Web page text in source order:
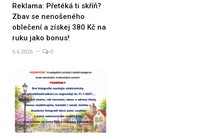
Reklama: Přetéká ti skříň?
Zbav se nenošeného
oblečení a získej 380 Kč na
ruku jako bonus!
6.6.2026 0